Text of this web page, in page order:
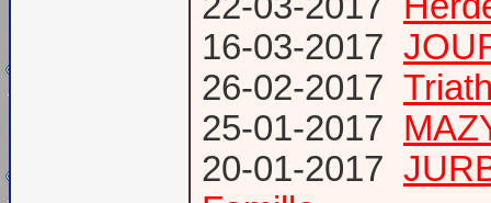
16-03-2017
26-02-2017
25-01-2017
20-01-2017